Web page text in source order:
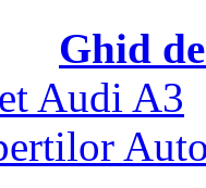
Ghid
Audi A3